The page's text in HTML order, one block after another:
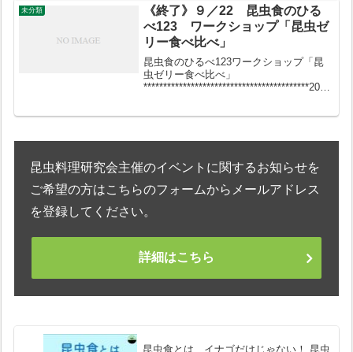
って食べたことある?」「イナゴとかハチ
の子はおいしかった...
未分類
《終了》９／22 昆虫食のひる
べ123 ワークショップ「昆虫ゼ
リー食べ比べ」
昆虫食のひるべ123ワークショップ「昆
虫ゼリー食べ比べ」
******************************************2019
昆虫料理研究会主催のイベントに関するお知らせを
ご希望の方はこちらのフォームからメールアドレス
を登録してください。
詳細はこちら
昆虫食とは イナゴだけじゃない！ 昆虫